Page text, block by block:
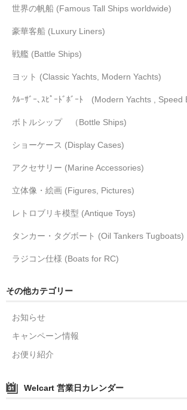
世界の帆船 (Famous Tall Ships worldwide)
豪華客船 (Luxury Liners)
戦艦 (Battle Ships)
ヨット (Classic Yachts, Modern Yachts)
ｸﾙｰｻﾞｰ､ｽﾋﾟｰﾄﾞﾎﾞｰﾄ (Modern Yachts , Speed
ボトルシップ （Bottle Ships)
ショーケース (Display Cases)
アクセサリー (Marine Accessories)
立体像・絵画 (Figures, Pictures)
レトロブリキ模型 (Antique Toys)
タンカー・タグボート (Oil Tankers Tugboats)
ラジコン仕様 (Boats for RC)
その他カテゴリー
お知らせ
キャンペーン情報
お便り紹介
Welcart 営業日カレンダー